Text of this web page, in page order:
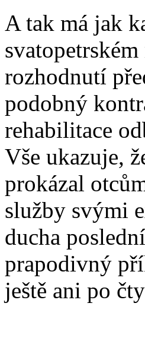
A tak má jak
rozhodnutí
podobný
rehabilitace
Vše ukazuje,
prokázal
služby svými
ducha
prapodivný
ještě ani po